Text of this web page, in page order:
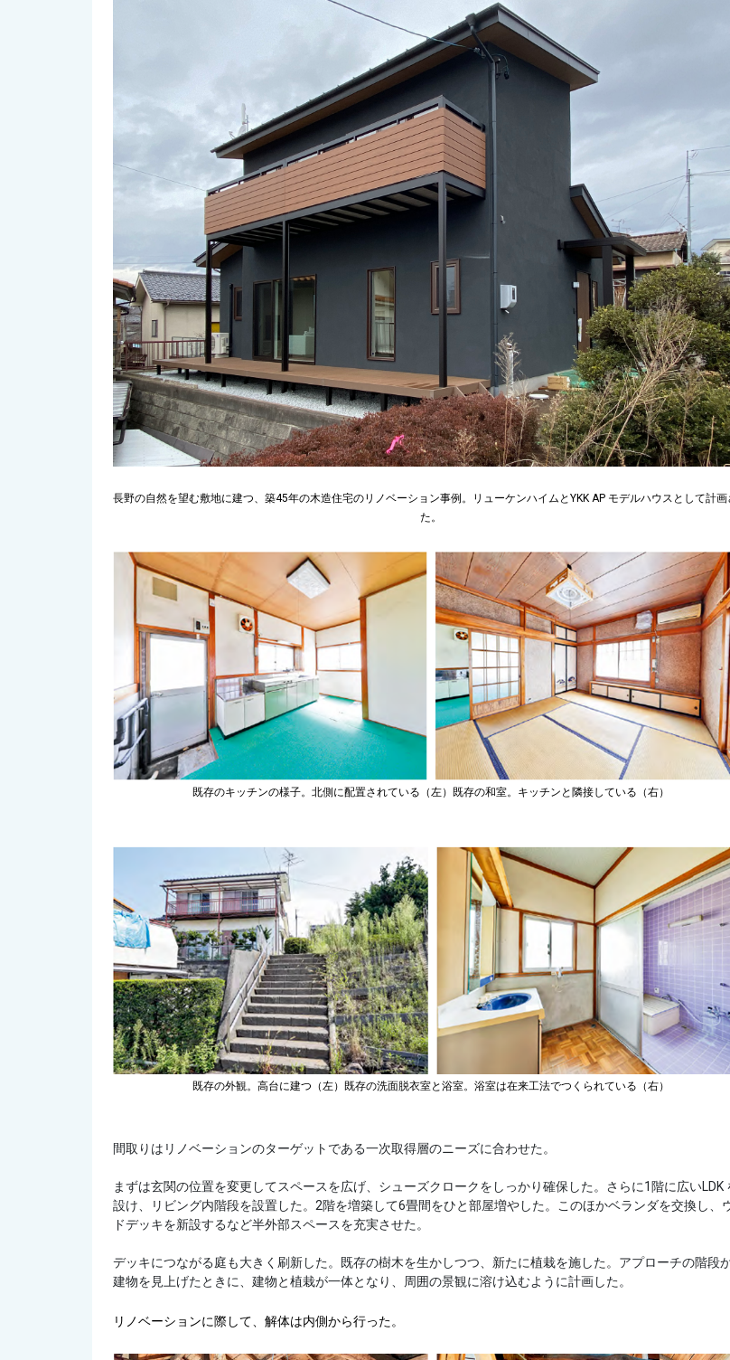
長野の自然を望む敷地に建つ、築45年の木造住宅のリノベーション事例。リューケンハイムとYKK AP モデルハウスとして計画
た。
既存のキッチンの様子。北側に配置されている（左） 既存の和室。キッチンと隣接している（右）
既存の外観。高台に建つ（左） 既存の洗面脱衣室と浴室。浴室は在来工法でつくられている（右）
間取りはリノベーションのターゲットである一次取得層のニーズに合わせた。
まずは玄関の位置を変更してスペースを広げ、シューズクロークをしっかり確保した。さらに1階に広いLDK
設け、リビング内階段を設置した。2階を増築して6畳間をひと部屋増やした。このほかベランダを交換し、
ドデッキを新設するなど半外部スペースを充実させた。
デッキにつながる庭も大きく刷新した。既存の樹木を生かしつつ、新たに植栽を施した。アプローチの階段
建物を見上げたときに、建物と植栽が一体となり、周囲の景観に溶け込むように計画した。
リノベーションに際して、解体は内側から行った。